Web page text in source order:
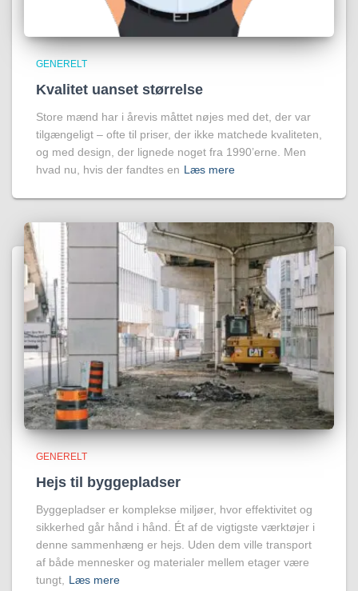
GENERELT
Kvalitet uanset størrelse
Store mænd har i årevis måttet nøjes med det, der var
tilgængeligt – ofte til priser, der ikke matchede kvaliteten,
og med design, der lignede noget fra 1990’erne. Men
hvad nu, hvis der fandtes en Læs mere
GENERELT
Hejs til byggepladser
Byggepladser er komplekse miljøer, hvor effektivitet og
sikkerhed går hånd i hånd. Ét af de vigtigste værktøjer i
denne sammenhæng er hejs. Uden dem ville transport
af både mennesker og materialer mellem etager være
tungt,
Læs mere